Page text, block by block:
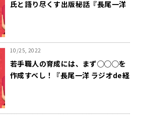
氏と語り尽くす出版秘話『長尾一洋
10/25, 2022
若手職人の育成には、まず◯◯◯を
作成すべし！『長尾一洋 ラジオde経